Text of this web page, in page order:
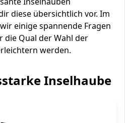
diese übersichtlich vor. Im
einige spannende Fragen
die Qual der Wahl der
werden.
Inselhaube